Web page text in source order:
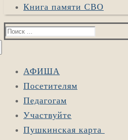
Книга памяти СВО
Найти:
АФИША
Посетителям
Педагогам
Участвуйте
Пушкинская карта